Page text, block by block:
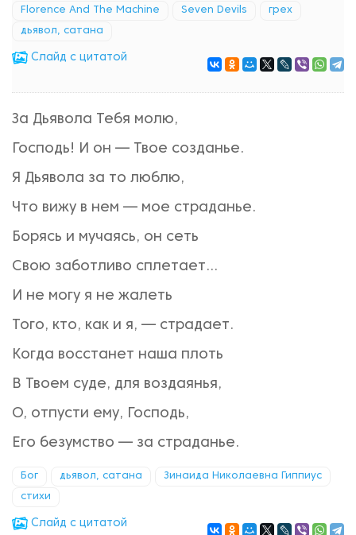
Florence And The Machine Seven Devils грех
дьявол, сатана
Cлайд с цитатой
За Дьявола Тебя молю,
Господь! И он — Твое созданье.
Я Дьявола за то люблю,
Что вижу в нем — мое страданье.
Борясь и мучаясь, он сеть
Свою заботливо сплетает...
И не могу я не жалеть
Того, кто, как и я, — страдает.
Когда восстанет наша плоть
В Твоем суде, для воздаянья,
О, отпусти ему, Господь,
Его безумство — за страданье.
Бог дьявол, сатана Зинаида Николаевна Гиппиус
стихи
Cлайд с цитатой